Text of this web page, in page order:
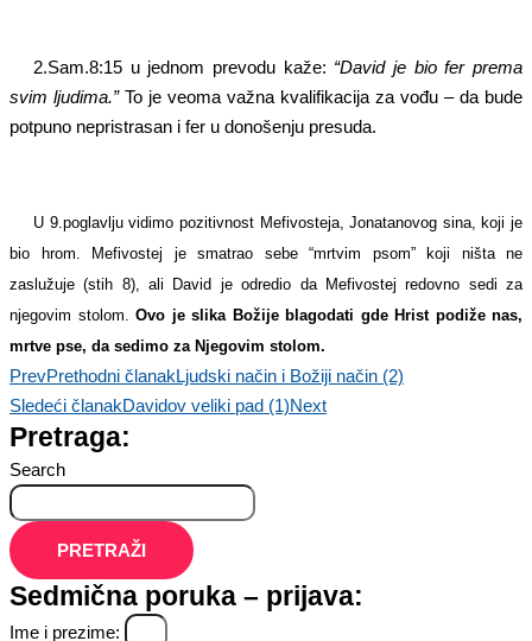
2.Sam.8:15 u jednom prevodu kaže: “David je bio fer prema
svim ljudima.”To je veoma važna kvalifikacija za vođu – da bude
potpuno nepristrasan i fer u donošenju presuda.
U 9.poglavlju vidimo pozitivnost Mefivosteja, Jonatanovog sina, koji je
bio hrom. Mefivostej je smatrao sebe “mrtvim psom” koji ništa ne
zaslužuje (stih 8), ali David je odredio da Mefivostej redovno sedi za
njegovim stolom. Ovo je slika Božije blagodati gde Hrist podiže nas,
mrtve pse, da sedimo za Njegovim stolom.
PrevPrethodni članakLjudski način i Božiji način (2)
Sledeći članakDavidov veliki pad (1)Next
Pretraga:
Search
PRETRAŽI
Sedmična poruka – prijava:
Ime i prezime: